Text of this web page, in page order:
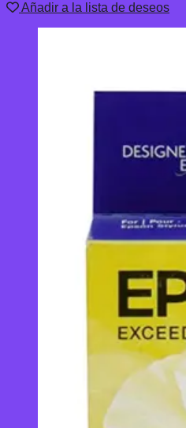
Añadir a la lista de deseos